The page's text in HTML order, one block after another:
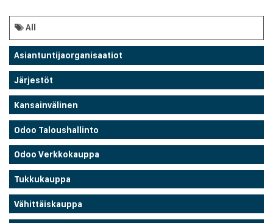
All
Asiantuntijaorganisaatiot
Järjestöt
Kansainvälinen
Odoo Taloushallinto
Odoo Verkkokauppa
Tukkukauppa
Vähittäiskauppa